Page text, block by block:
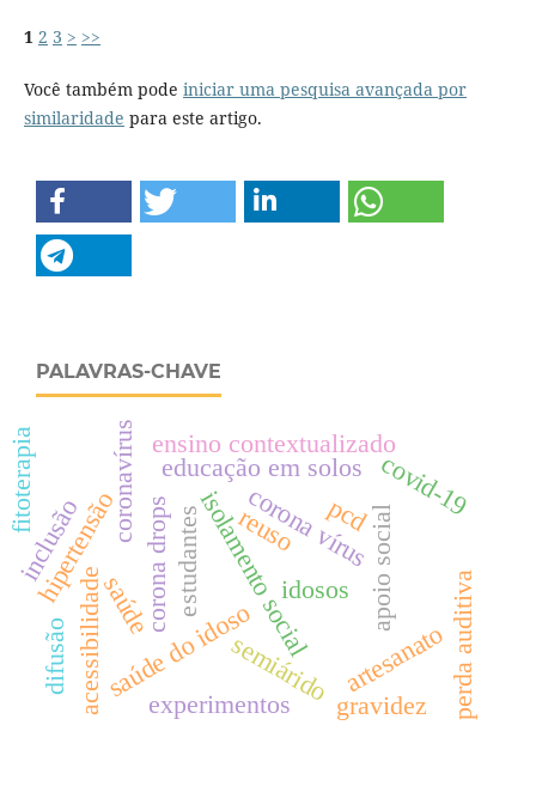
1 2 3 > >>
Você também pode iniciar uma pesquisa avançada por
similaridade para este artigo.
PALAVRAS-CHAVE
corona vírus
isolamento social
semiárido
estudantes apoio social
saúde do idoso
educação em solos
ensino contextualizado
corona drops
coronavírus
experimentos
hipertensão
covid-19
saúde
artesanato
reuso
idosos
inclusão
acessibilidade
pcd
perda auditiva
fitoterapia
gravidez
difusão